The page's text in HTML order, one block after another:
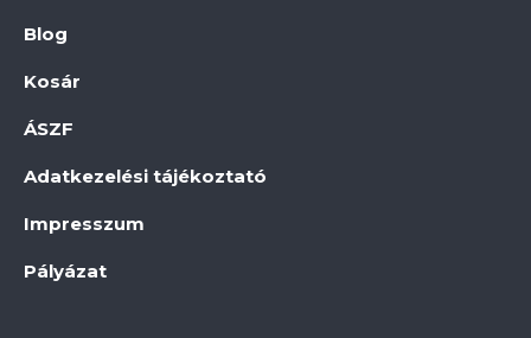
Blog
Kosár
ÁSZF
Adatkezelési tájékoztató
Impresszum
Pályázat